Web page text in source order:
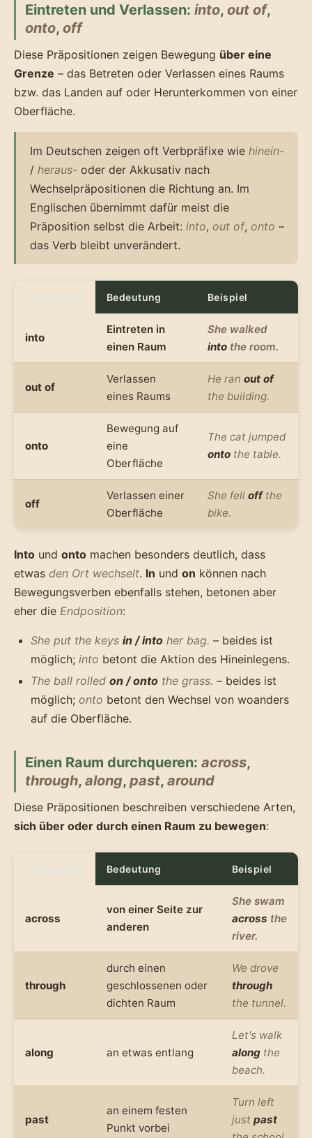
Eintreten und Verlassen: into, out of,
onto, off
Diese Präpositionen zeigen Bewegung über eine
Grenze – das Betreten oder Verlassen eines Raums
bzw. das Landen auf oder Herunterkommen von einer
Oberfläche.
Im Deutschen zeigen oft Verbpräfixe wie hinein-
/ heraus- oder der Akkusativ nach
Wechselpräpositionen die Richtung an. Im
Englischen übernimmt dafür meist die
Präposition selbst die Arbeit: into, out of, onto –
das Verb bleibt unverändert.
Bedeutung Beispiel
into
Eintreten in
einen Raum
She walked
into the room.
out of
Verlassen
eines Raums
He ran out of
the building.
onto
Bewegung auf
eine
Oberfläche
The cat jumped
onto the table.
off
Verlassen einer
Oberfläche
She fell offthe
bike.
Into und onto machen besonders deutlich, dass
etwas den Ort wechselt. In und on können nach
Bewegungsverben ebenfalls stehen, betonen aber
eher die Endposition:
She put the keys in / into her bag. – beides ist
möglich; into betont die Aktion des Hineinlegens.
The ball rolled on / onto the grass. – beides ist
möglich; onto betont den Wechsel von woanders
auf die Oberfläche.
Einen Raum durchqueren: across,
through, along, past, around
Diese Präpositionen beschreiben verschiedene Arten,
sich über oder durch einen Raum zu bewegen:
Bedeutung Beispiel
across
von einer Seite zur
anderen
She swam
across the
river.
through
durch einen
geschlossenen oder
dichten Raum
We drove
through
the tunnel.
along an etwas entlang
Let's walk
along the
beach.
past
an einem festen
Punkt vorbei
Turn left
just past